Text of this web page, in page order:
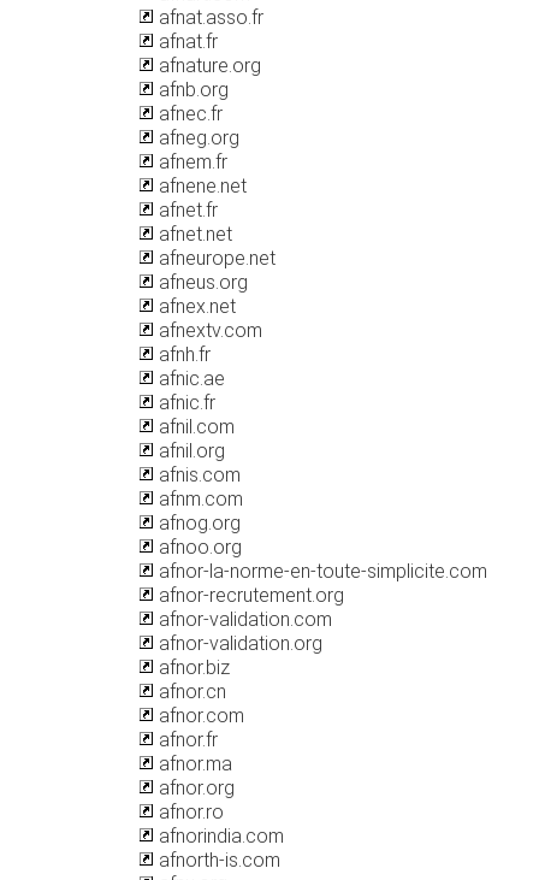
afnat.asso.fr
afnat.fr
afnature.org
afnb.org
afnec.fr
afneg.org
afnem.fr
afnene.net
afnet.fr
afnet.net
afneurope.net
afneus.org
afnex.net
afnextv.com
afnh.fr
afnic.ae
afnic.fr
afnil.com
afnil.org
afnis.com
afnm.com
afnog.org
afnoo.org
afnor-la-norme-en-toute-simplicite.com
afnor-recrutement.org
afnor-validation.com
afnor-validation.org
afnor.biz
afnor.cn
afnor.com
afnor.fr
afnor.ma
afnor.org
afnor.ro
afnorindia.com
afnorth-is.com